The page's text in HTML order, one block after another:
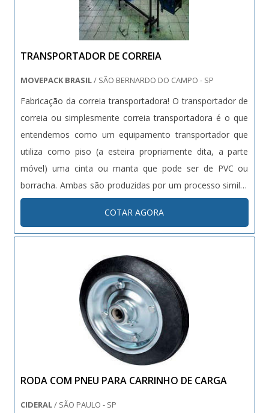
TRANSPORTADOR DE CORREIA
MOVEPACK BRASIL/ SÃO BERNARDO DO CAMPO - SP
Fabricação da correia transportadora! O transportador de
correia ou simplesmente correia transportadora é o que
entendemos como um equipamento transportador que
utiliza como piso (a esteira propriamente dita, a parte
móvel) uma cinta ou manta que pode ser de PVC ou
borracha. Ambas são produzidas por um processo similar
à fundição prensada de camadas de tecido (lona) com
PVC ou Borracha. O transportador pode apresentar: -
Várias espessuras....
COTAR AGORA
RODA COM PNEU PARA CARRINHO DE CARGA
CIDERAL/ SÃO PAULO - SP